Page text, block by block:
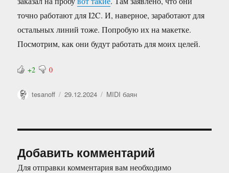
точно работают для I2C. И, наверное, заработают для
остальных линий тоже. Попробую их на макетке.
Посмотрим, как они будут работать для моих целей.
+2 0
Автор
tesanoff Опубликовано
29.12.2024 Рубрики
MIDI баян
Добавить комментарий
Для отправки комментария вам необходимо